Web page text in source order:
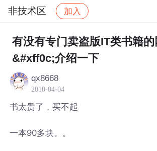
非技术区 加入
社区 非技术区 帖子详情
有没有专门卖盗版IT类书籍的
&#xff0c;介绍一下
qx8668
2010-04-04
书太贵了，买不起
一本90多块。。